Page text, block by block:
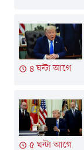
৪ ঘন্টা আগে
৫ ঘন্টা আগে